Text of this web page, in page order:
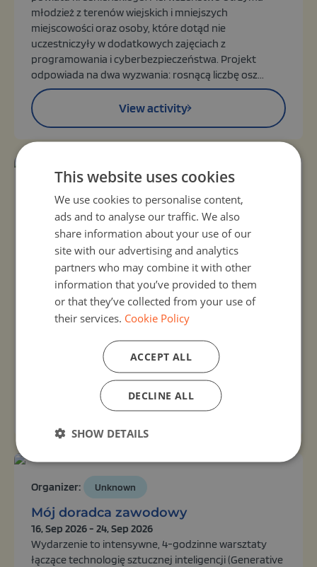
młodzież z terenów wiejskich i mniejszych
miejscowości oraz osoby, które dotąd nie
uczestniczyły w dodatkowych zajęciach z
programowania i cyberbezpieczeństwa. Projekt
odpowiada na dwa wyzwania: rosnącą liczbę osz...
View activity
Programowanie na dywanie
5, Oct 2026 - 22, Oct 2026
Zbuduj miasto, zaprogramuj Ozobota za pomocą
kolorowych kodów i wyślij go do eksploracji.
Projektujesz domy i ulice z papieru. Twoja wyobraźnia
nie ma granic. Niezależnie od tego, czy przechodzisz
przez nią, czy wokół niej: Ty decydujesz, jaką drogą
podąża Ozobot. Brak pomysłu? Następnie rzuć
kostką tam, gdzie robot powinien biec. Pokażemy Ci,
jakich kodów potrzebujesz do sterowania robotem.
View activity
Organizer: Unknown
Mój doradca zawodowy
16, Sep 2026 - 24, Sep 2026
Wydarzenie to intensywne, 4-godzinne warsztaty
łączące technologię sztucznej inteligencji (Generative
This website uses cookies
We use cookies to personalise content,
ads and to analyse our traffic. We also
share information about your use of our
site with our advertising and analytics
partners who may combine it with other
information that you’ve provided to them
or that they’ve collected from your use of
their services. Cookie Policy
ACCEPT ALL
DECLINE ALL
SHOW DETAILS